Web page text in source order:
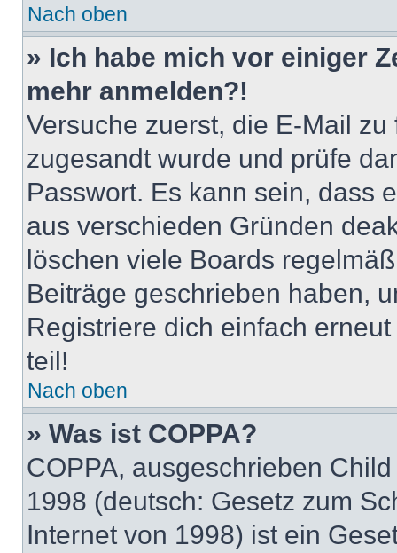
Nach oben
» Ich habe mich vor einiger
mehr anmelden?!
Versuche zuerst, die E-Mail
zugesandt wurde und prüfe
Passwort. Es kann sein, dass
aus verschieden Gründen
löschen viele Boards
Beiträge geschrieben haben,
Registriere dich einfach
teil!
Nach oben
» Was ist COPPA?
COPPA, ausgeschrieben
1998 (deutsch: Gesetz zum
Internet von 1998) ist ein